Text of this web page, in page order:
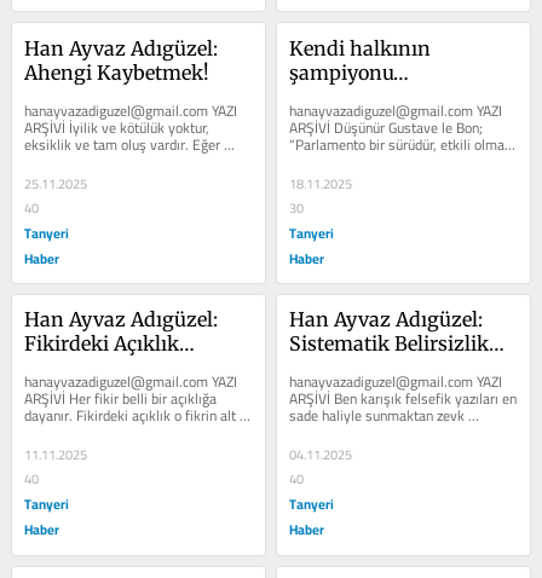
Han Ayvaz Adıgüzel:
Ahengi Kaybetmek!
hanayvazadiguzel@gmail.com YAZI
ARŞİVİ İyilik ve kötülük yoktur,
eksiklik ve tam oluş vardır. Eğer
fikirde, inançta, ideolojide...
25.11.2025
40
Tanyeri
Haber
Kendi halkının
şampiyonu…
hanayvazadiguzel@gmail.com YAZI
ARŞİVİ Düşünür Gustave le Bon;
“Parlamento bir sürüdür, etkili olmayı
başaramayan bir sürü!”...
18.11.2025
30
Tanyeri
Haber
Han Ayvaz Adıgüzel:
Fikirdeki Açıklık…
hanayvazadiguzel@gmail.com YAZI
ARŞİVİ Her fikir belli bir açıklığa
dayanır. Fikirdeki açıklık o fikrin alt
yapısıyla...
11.11.2025
40
Tanyeri
Haber
Han Ayvaz Adıgüzel:
Sistematik Belirsizlik…
hanayvazadiguzel@gmail.com YAZI
ARŞİVİ Ben karışık felsefik yazıları en
sade haliyle sunmaktan zevk
alıyorum. Kanaatim, Türkçenin...
04.11.2025
40
Tanyeri
Haber